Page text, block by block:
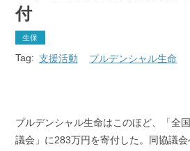
付
生保
Tag: 支援活動 プルデンシャル生命
プルデンシャル生命はこのほど、「全
議会」に283万円を寄付した。同協議